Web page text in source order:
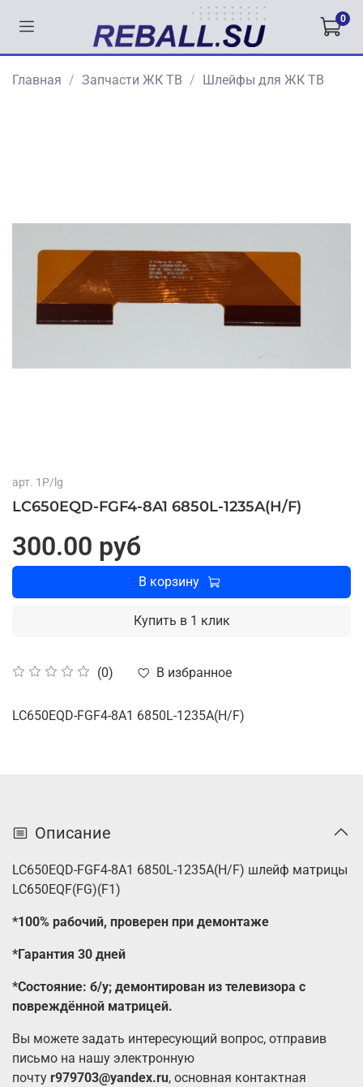
0
Главная Запчасти ЖК ТВ Шлейфы для ЖК ТВ
арт. 1P/lg
LC650EQD-FGF4-8A1 6850L-1235A(H/F)
(0) В избранное
300.00 руб
В корзину
Купить в 1 клик
LC650EQD-FGF4-8A1 6850L-1235A(H/F)
Описание
LC650EQD-FGF4-8A1 6850L-1235A(H/F) шлейф матрицы
LC650EQF(FG)(F1)
*100% рабочий, проверен при демонтаже
*Гарантия 30 дней
*Состояние: б/у; демонтирован из телевизора с
повреждённой матрицей.
Вы можете задать интересующий вопрос, отправив
письмо на нашу электронную
почту r979703@yandex.ru, основная контактная